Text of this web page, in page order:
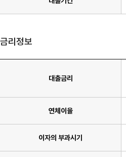
금리정보
대출금리
연체이율
이자의 부과시기